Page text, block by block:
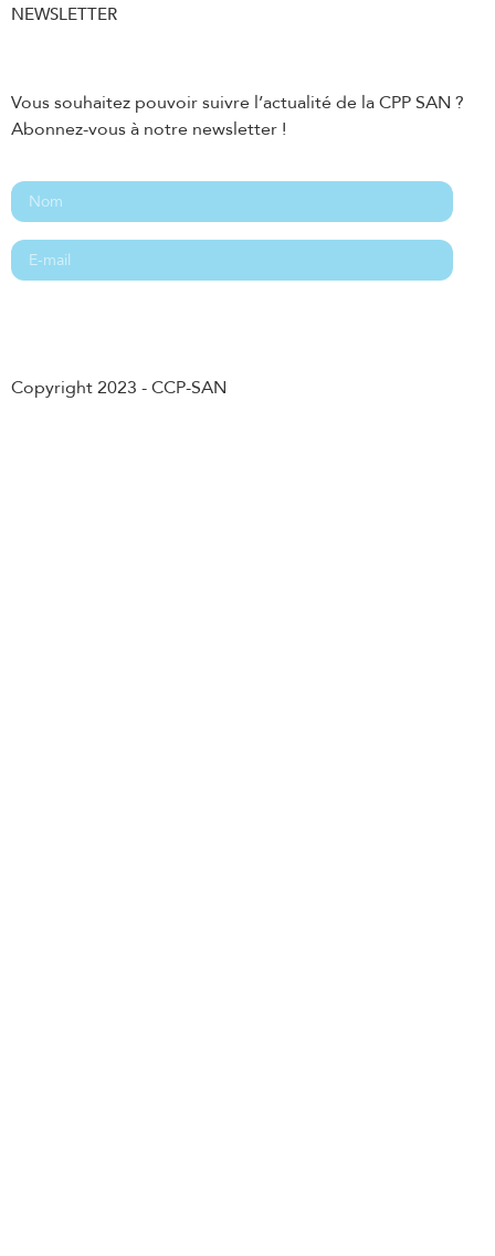
NEWSLETTER
Vous souhaitez pouvoir suivre l’actualité de la CPP SAN ?
Abonnez-vous à notre newsletter !
Copyright 2023 - CCP-SAN